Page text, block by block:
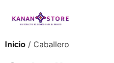
Inicio / Caballero